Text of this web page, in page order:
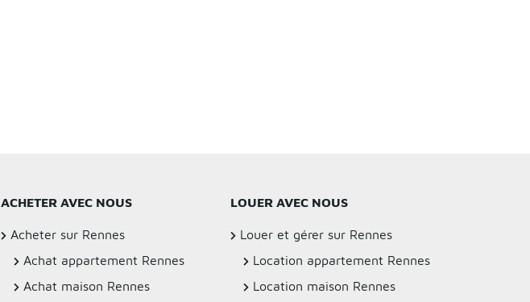
ACHETER AVEC NOUS
Acheter sur Rennes
Achat appartement Rennes
Achat maison Rennes
LOUER AVEC NOUS
Louer et gérer sur Rennes
Location appartement Rennes
Location maison Rennes